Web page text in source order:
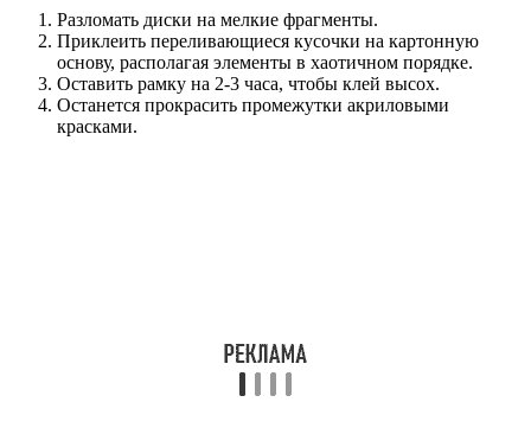
Разломать диски на мелкие фрагменты.
Приклеить переливающиеся кусочки на картонную
основу, располагая элементы в хаотичном порядке.
Оставить рамку на 2-3 часа, чтобы клей высох.
Останется прокрасить промежутки акриловыми
красками.